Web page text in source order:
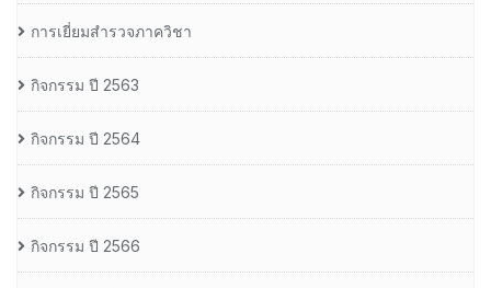
การเยี่ยมสำรวจภาควิชา
กิจกรรม ปี 2563
กิจกรรม ปี 2564
กิจกรรม ปี 2565
กิจกรรม ปี 2566